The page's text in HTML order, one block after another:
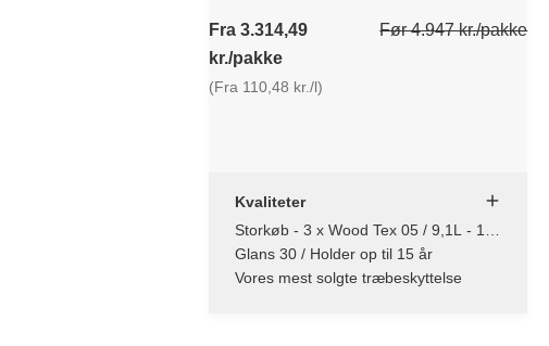
Fra 3.314,49
kr./pakke
(Fra 110,48 kr./l)
Før 4.947 kr./pakke
Kvaliteter
Storkøb - 3 x Wood Tex 05 / 9,1L - 10
L
Glans 30 / Holder op til 15 år
Vores mest solgte træbeskyttelse